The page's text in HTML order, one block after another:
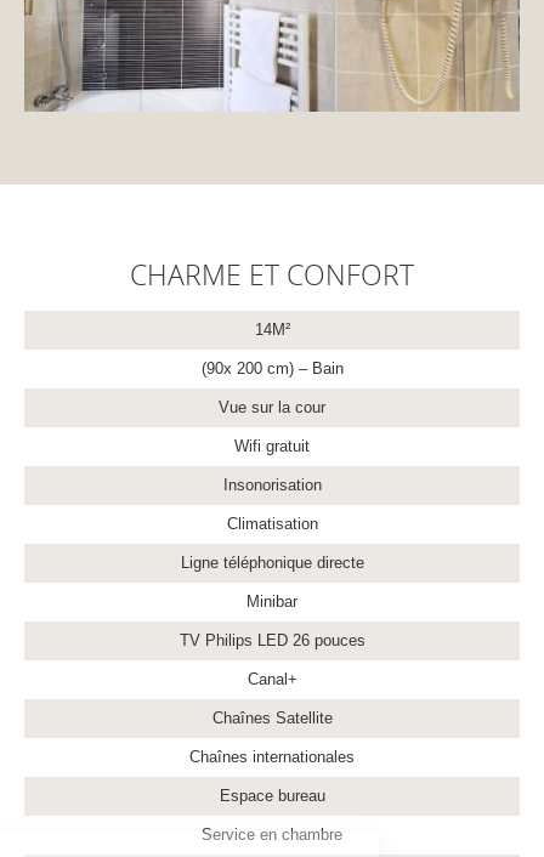
CHARME ET CONFORT
14M²
(90x 200 cm) – Bain
Vue sur la cour
Wifi gratuit
Insonorisation
Climatisation
Ligne téléphonique directe
Minibar
TV Philips LED 26 pouces
Canal+
Chaînes Satellite
Chaînes internationales
Espace bureau
Service en chambre